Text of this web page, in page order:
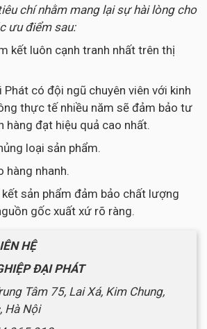
chí nhằm mang lại sự hài lòng cho
ưu điểm sau:
kết luôn cạnh tranh nhất trên thị
Phát có đội ngũ chuyên viên với kinh
thực tế nhiều năm sẽ đảm bảo tư
hàng đạt hiệu quả cao nhất.
loại sản phẩm.
hàng nhanh.
sản phẩm đảm bảo chất lượng
gốc xuất xứ rõ ràng.
HỆ
ĐẠI PHÁT
Tâm 75, Lai Xá, Kim Chung,
Hà Nội